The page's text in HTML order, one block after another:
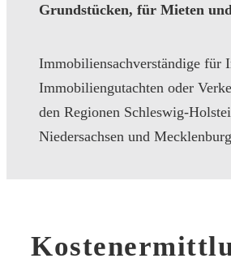
Grundstücken, für Mieten
Immobiliensachverständige für
Immobiliengutachten oder
den Regionen Schleswig-
Niedersachsen und